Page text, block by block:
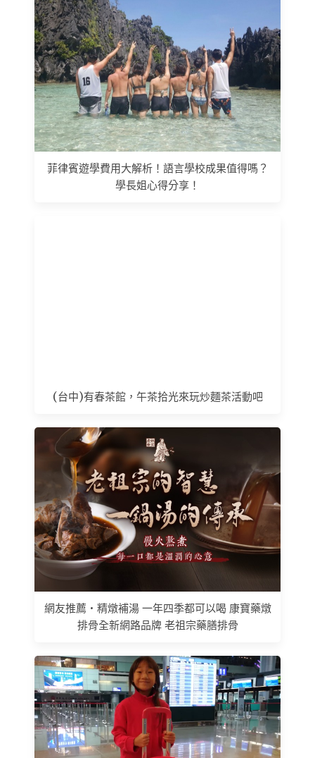
菲律賓遊學費用大解析！語言學校成果值得嗎？
學長姐心得分享！
(台中)有春茶館，午茶拾光來玩炒麵茶活動吧
網友推薦 • 精燉補湯 一年四季都可以喝 康寶藥燉
排骨全新網路品牌 老祖宗藥膳排骨